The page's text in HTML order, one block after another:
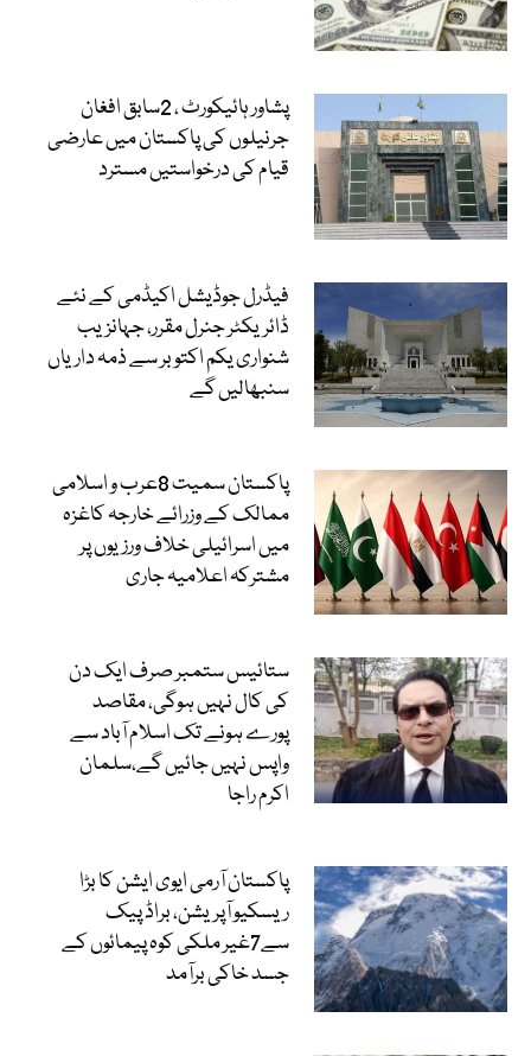
پشاور ہائیکورٹ ، 2سابق افغان
جرنیلوں کی پاکستان میں عارضی
قیام کی درخواستیں مسترد
فیڈرل جوڈیشل اکیڈمی کے نئے
ڈائریکٹر جنرل مقرر، جہانزیب
شنواری یکم اکتوبر سے ذمہ داریاں
سنبھالیں گے
پاکستان سمیت 8عرب و اسلامی
ممالک کے وزرائے خارجہ کاغزہ
میں اسرائیلی خلاف ورزیوں پر
مشترکہ اعلامیہ جاری
ستائیس ستمبر صرف ایک دن
کی کال نہیں ہوگی، مقاصد
پورے ہونے تک اسلام آباد سے
واپس نہیں جائیں گے،سلمان
اکرم راجا
پاکستان آرمی ایوی ایشن کا بڑا
ریسکیو آپریشن، براڈ پیک
سے7غیر ملکی کوہ پیمائوں کے
جسد خاکی برآمد